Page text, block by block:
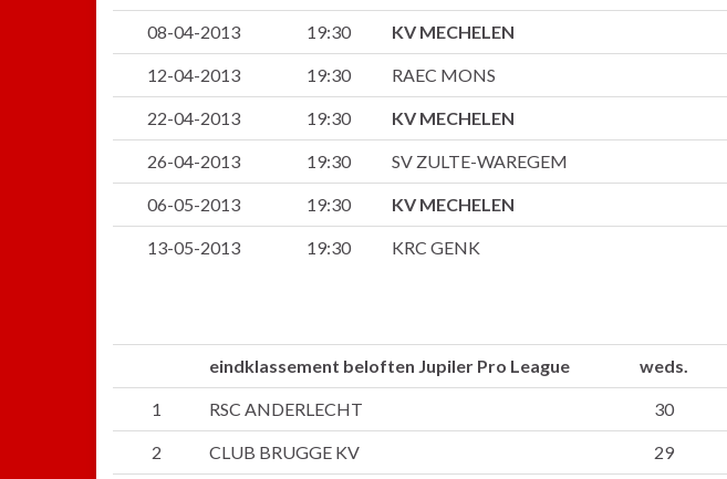
08-04-2013 19:30 KV MECHELEN
12-04-2013 19:30 RAEC MONS
22-04-2013 19:30 KV MECHELEN
26-04-2013 19:30 SV ZULTE-WAREGEM
06-05-2013 19:30 KV MECHELEN
13-05-2013 19:30 KRC GENK
eindklassement beloften Jupiler Pro League weds.
1 RSC ANDERLECHT 30
2 CLUB BRUGGE KV 29